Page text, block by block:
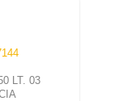
LT. 03